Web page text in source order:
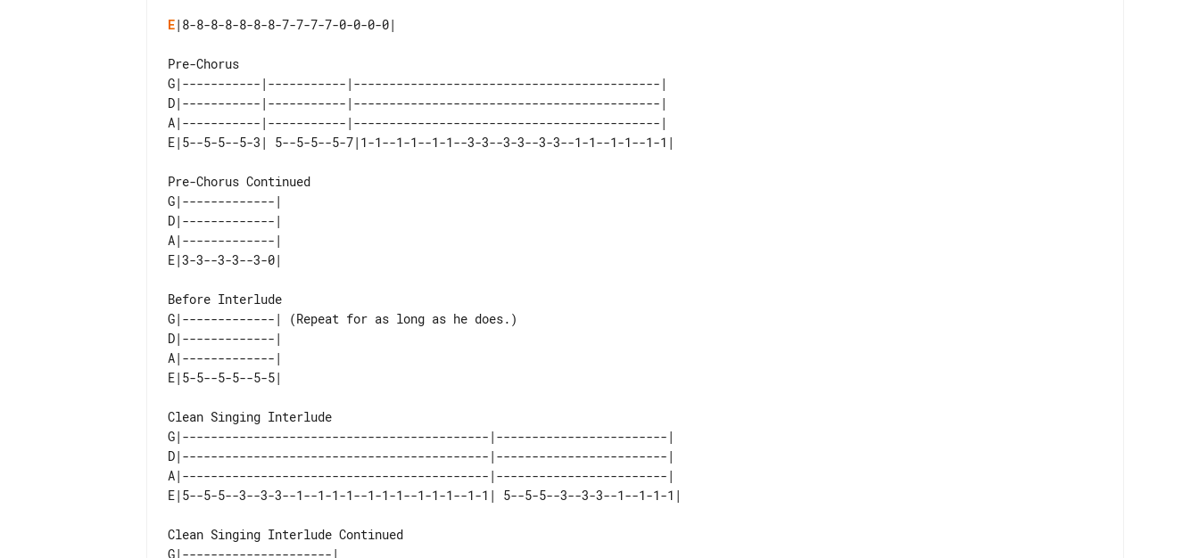
E|8-8-8-8-8-8-8-7-7-7-7-0-0-0-0|
Pre-Chorus
G|-----------|-----------|-------------------------------------------|
D|-----------|-----------|-------------------------------------------|
A|-----------|-----------|-------------------------------------------|
Pre-Chorus Continued
G|-------------|
D|-------------|
A|-------------|
Before Interlude
G|-------------| (Repeat for as long as he does.)
D|-------------|
A|-------------|
Clean Singing Interlude
G|-------------------------------------------|------------------------|
D|-------------------------------------------|------------------------|
A|-------------------------------------------|------------------------|
Clean Singing Interlude Continued
G|---------------------|